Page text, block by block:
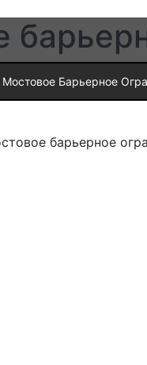
Мостовое Барьерное
барьерное